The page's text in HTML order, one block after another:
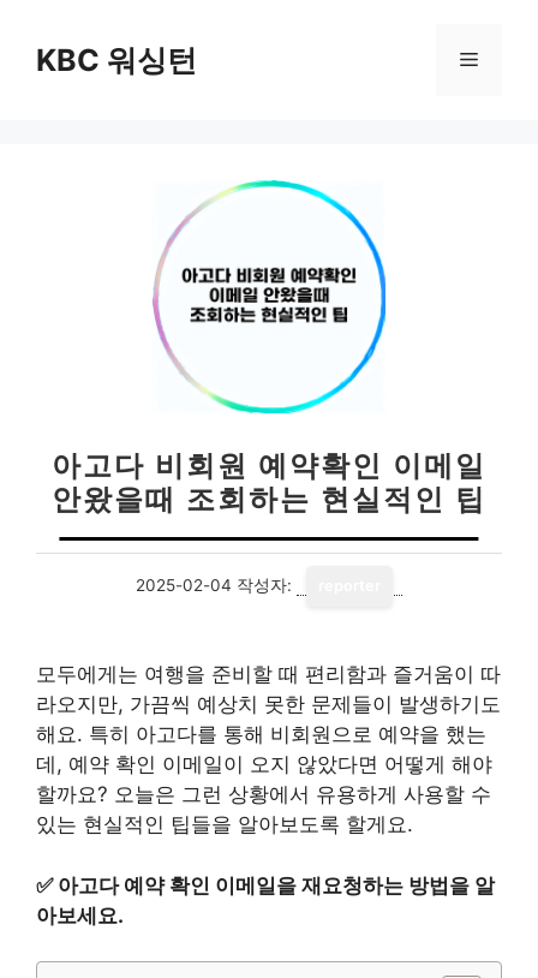
KBC 워싱턴 메
아고다 비회원 예약확인 이메일
안왔을때 조회하는 현실적인 팁
2025-02-04 작성자:
모두에게는 여행을 준비할 때 편리함과 즐거움이 따
라오지만, 가끔씩 예상치 못한 문제들이 발생하기도
해요. 특히 아고다를 통해 비회원으로 예약을 했는
데, 예약 확인 이메일이 오지 않았다면 어떻게 해야
할까요? 오늘은 그런 상황에서 유용하게 사용할 수
있는 현실적인 팁들을 알아보도록 할게요.
✅ 아고다 예약 확인 이메일을 재요청하는 방법을 알
아보세요.